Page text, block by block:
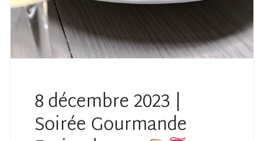
8 décembre 2023 |
Soirée Gourmande